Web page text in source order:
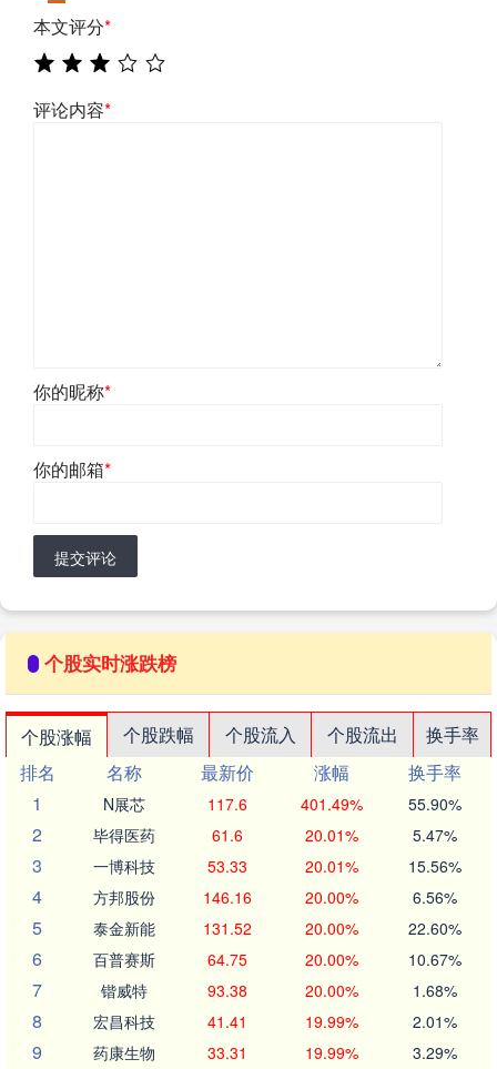
本文评分*
评论内容*
你的昵称*
你的邮箱*
提交评论
个股实时涨跌榜
个股涨幅 个股跌幅 个股流入 个股流出
换手率
排名
名称 最新价 涨幅
换手率
1
N展芯 117.6 401.49% 55.90%
2 毕得医药 61.6 20.01% 5.47%
3 一博科技 53.33 20.01% 15.56%
4 方邦股份 146.16 20.00% 6.56%
5 泰金新能 131.52 20.00% 22.60%
6 百普赛斯 64.75 20.00% 10.67%
7 锴威特 93.38 20.00% 1.68%
8 宏昌科技 41.41 19.99% 2.01%
9 药康生物 33.31 19.99% 3.29%